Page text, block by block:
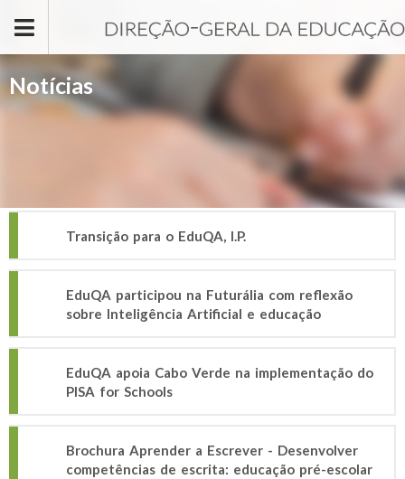
Notícias
Transição para o EduQA, I.P.
EduQA participou na Futurália com reflexão
sobre Inteligência Artificial e educação
EduQA apoia Cabo Verde na implementação do
PISA for Schools
Brochura Aprender a Escrever - Desenvolver
competências de escrita: educação pré-escolar